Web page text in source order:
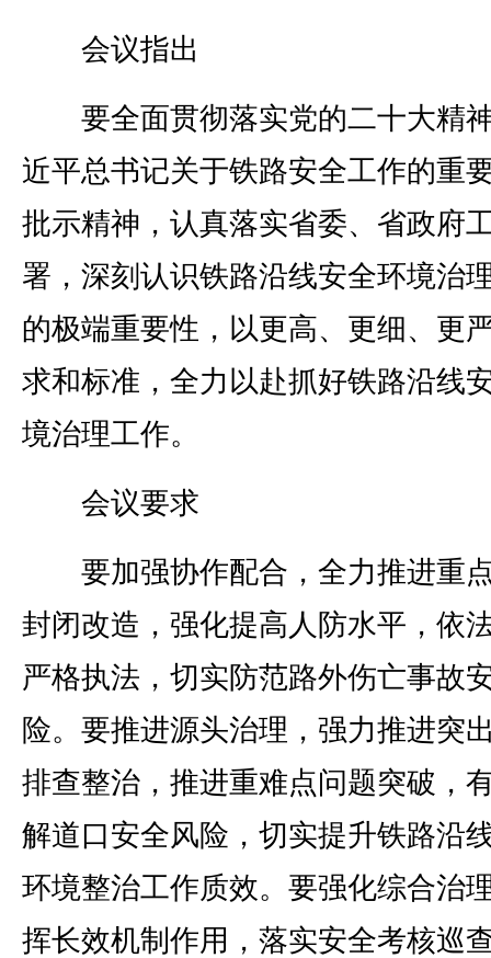
会议指出
要全面贯彻落实党的二十大精
近平总书记关于铁路安全工作的重
批示精神，认真落实省委、省政府
署，深刻认识铁路沿线安全环境治
的极端重要性，以更高、更细、更
求和标准，全力以赴抓好铁路沿线
境治理工作。
会议要求
要加强协作配合，全力推进重
封闭改造，强化提高人防水平，依
严格执法，切实防范路外伤亡事故
险。要推进源头治理，强力推进突
排查整治，推进重难点问题突破，
解道口安全风险，切实提升铁路沿
环境整治工作质效。要强化综合治
挥长效机制作用，落实安全考核巡